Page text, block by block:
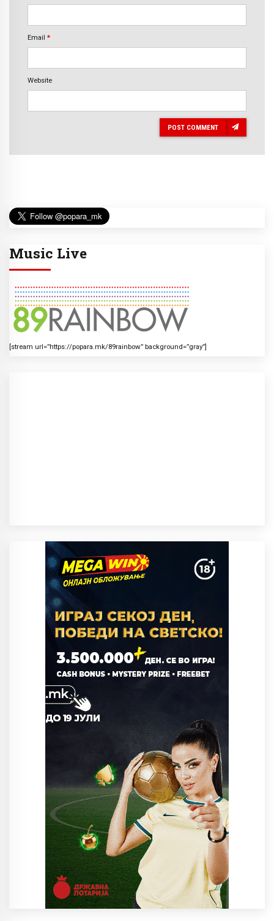
Email *
Website
POST COMMENT
Music Live
[stream url=”https://popara.mk/89rainbow” background=”gray”]